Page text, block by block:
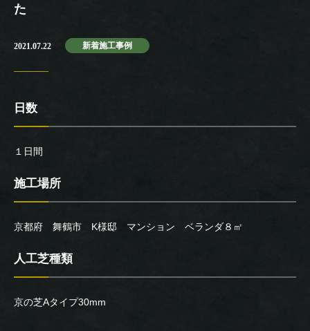
た
2021.07.22 新着施工事例
日数
１日間
施工場所
京都府 舞鶴市 K様邸 マンション ベランダ８㎡
人工芝種類
京の芝Aタイプ30mm